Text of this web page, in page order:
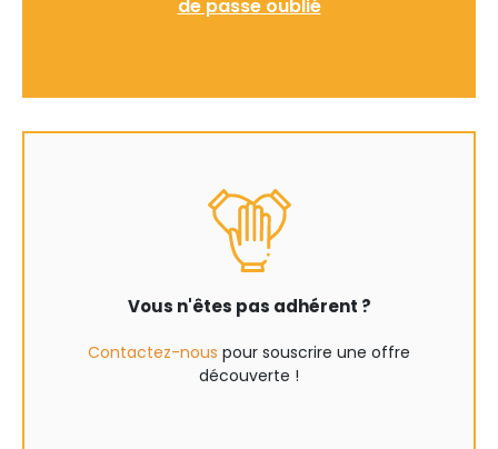
de passe oublié
Vous n'êtes pas adhérent ?
Contactez-nous pour souscrire une offre
découverte !